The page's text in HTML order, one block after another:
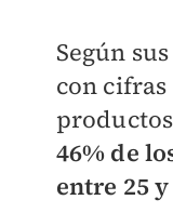
Según
con
46% de
entre 25